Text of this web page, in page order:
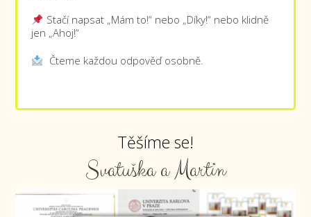
Stačí napsat „Mám to!“ nebo „Díky!“ nebo klidně
jen „Ahoj!“
Čteme každou odpověď osobně.
Těšíme se!
Svatuška a Martin